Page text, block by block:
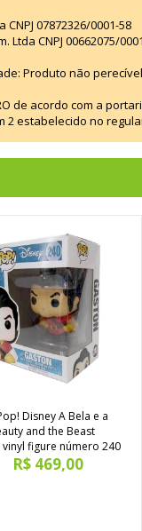
07872326/0001-58
Ltda CNPJ 00662075/
Produto não
de acordo com a
2 estabelecido no
Disney A Bela e a
and the Beast
vinyl figure número 240
R$ 469,00